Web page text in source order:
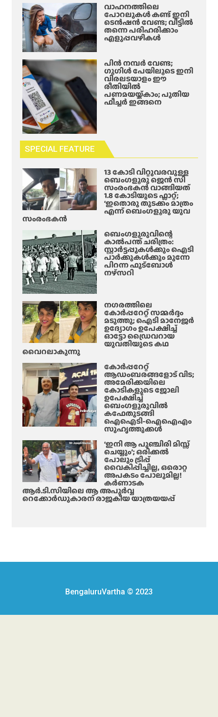
വാഹനത്തിലെ
പോറലുകൾ കണ്ട് ഇനി
ടെൻഷൻ വേണ്ട; വീട്ടിൽ
തന്നെ പരിഹരിക്കാം
എളുപ്പവഴികൾ
പിൻ നമ്പർ വേണ്ട;
ഗൂഗിൾ പേയിലൂടെ ഇനി
വിരലടയാളം ഈ
രീതിയിൽ
പണമയയ്ക്കാം; പുതിയ
ഫീച്ചർ ഇങ്ങനെ
SPECIAL FEATURE
13 കോടി വിറ്റുവരവുള്ള
ബെംഗളൂരു ജെൻ സി
സംരംഭകൻ വാങ്ങിയത്
1.8 കോടിയുടെ ഫ്ലാറ്റ്;
‘ഇതൊരു തുടക്കം മാത്രം
എന്ന് ബെംഗളൂരു യുവ
സംരംഭകൻ
ബെംഗളൂരുവിന്റെ
കാൽപന്ത് ചരിത്രം:
സ്റ്റാർട്ടപ്പുകൾക്കും ഐടി
പാർക്കുകൾക്കും മുന്നേ
പിറന്ന ഫുട്ബോൾ
നഴ്സറി
നഗരത്തിലെ
കോർപ്പറേറ്റ് സമ്മർദ്ദം
മടുത്തു; ഐടി മാനേജർ
ഉദ്യോഗം ഉപേക്ഷിച്ച്
ഓട്ടോ ഡ്രൈവറായ
യുവതിയുടെ കഥ
വൈറലാകുന്നു
കോർപ്പറേറ്റ്
ആഡംബരങ്ങളോട് വിട;
അമേരിക്കയിലെ
കോടികളുടെ ജോലി
ഉപേക്ഷിച്ച്
ബെംഗളൂരുവിൽ
കഫേതുടങ്ങി
ഐഐടി-ഐഐഎം
സുഹൃത്തുക്കൾ
‘ഇനി ആ പുഞ്ചിരി മിസ്സ്
ചെയ്യും’; ഒരിക്കൽ
പോലും ട്രിപ്പ്
വൈകിപ്പിച്ചില്ല, ഒരൊറ്റ
അപകടം പോലുമില്ല!
കർണാടക
ആർ.ടി.സിയിലെ ആ അപൂർവ്വ
റെക്കോർഡുകാരന് രാജകീയ യാത്രയയപ്പ്
BengaluruVartha © 2023